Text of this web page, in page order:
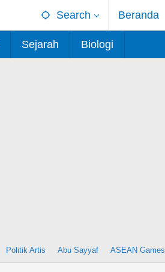
Search Beranda
Sejarah Biologi
Politik Artis Abu Sayyaf ASEAN Games